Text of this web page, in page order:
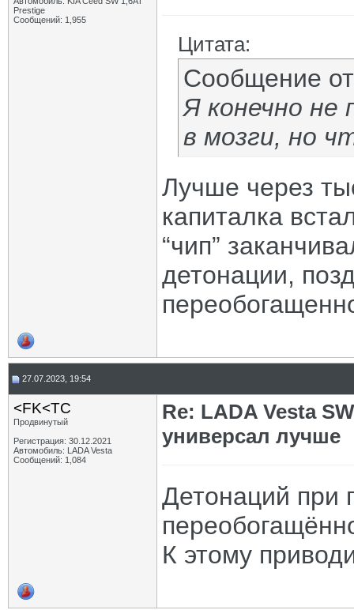
Prestige
Сообщений: 1,955
Цитата:
Сообщение
Я конечно
в мозги, но
Лучше через
капиталка
“чип”
детонации,
27.07.2023, 19:54
<FK<TC
Продвинутый
Регистрация: 30.12.2021
Автомобиль: LADA Vesta
Сообщений: 1,084
Re: LADA Vesta
универсал лучше
Детонаций при
К этому